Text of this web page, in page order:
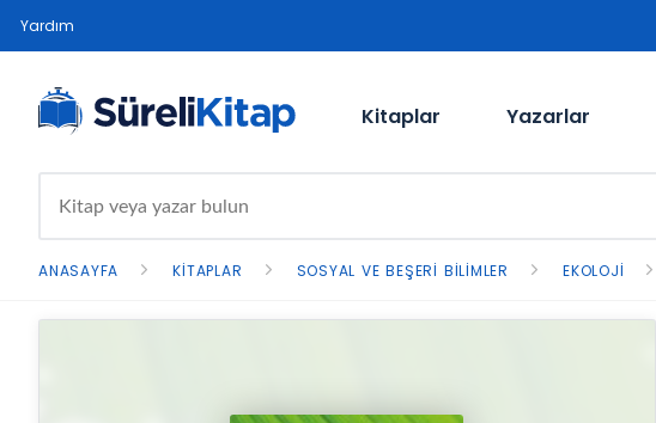
Yardım
Kitaplar Yazarlar
ANASAYFA KITAPLAR SOSYAL VE BEŞERI BILIMLER EKOLOJI